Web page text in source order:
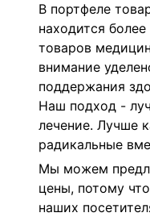
В портфеле
находится
товаров
внимание
поддержания
Наш подход -
лечение. Лучше
радикальные
Мы можем
цены, потому
наших